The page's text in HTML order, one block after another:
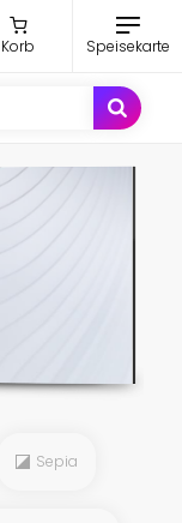
Korb Speisekarte
Sepia